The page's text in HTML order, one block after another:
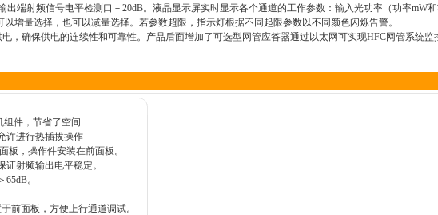
端射频信号电平检测口－20dB。液晶显示屏实时显示各个通道的工作参数：输入光功率（功率mW和
增量选择，也可以减量选择。若参数超限，指示灯根据不同起限参数以不同颜色闪烁告警。
，确保供电的连续性和可靠性。产品后面增加了可选型网管应答器通过以太网可实现HFC网管系统监
件，节省了空间
许进行热插拔操作
板，操作件安装在前面板。
射频输出电平稳定。
。
前面板，方便上行通道调试。